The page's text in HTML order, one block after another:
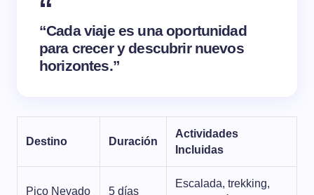
“Cada viaje es una oportunidad
para crecer y descubrir nuevos
horizontes.”
Destino Duración
Actividades
Incluidas
Pico Nevado 5 días
Escalada, trekking,